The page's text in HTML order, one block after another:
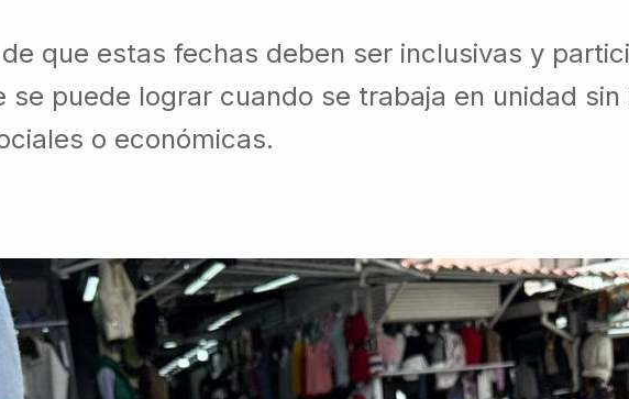
que estas fechas deben ser inclusivas y
puede lograr cuando se trabaja en unidad
o económicas.